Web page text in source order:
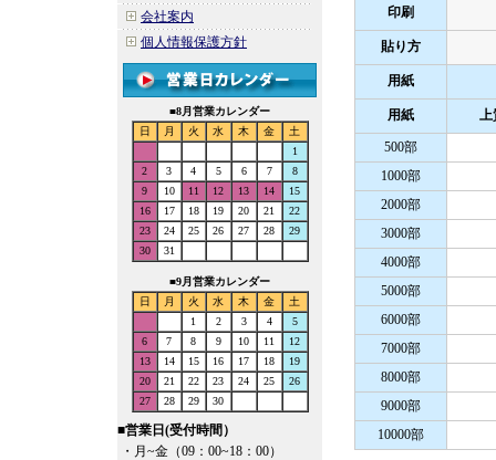
会社案内
個人情報保護方針
■8月営業カレンダー
日
月 火 水 木 金
土
1
2
3 4 5 6 7
8
9
10 11 12 13 14
15
16
17 18 19 20 21
22
23
24 25 26 27 28
29
30
31
■9月営業カレンダー
日
月 火 水 木 金
土
1
2 3 4
5
6
7 8 9 10 11
12
13
14 15 16 17 18
19
20
21 22 23 24 25
26
27
28 29 30
■営業日(受付時間）
・月~金（09：00~18：00）
印刷
貼り方
用紙
用紙 上
500部
1000部
2000部
3000部
4000部
5000部
6000部
7000部
8000部
9000部
10000部